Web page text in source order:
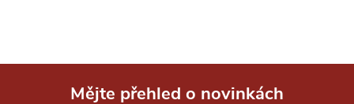
Mějte přehled o novinkách